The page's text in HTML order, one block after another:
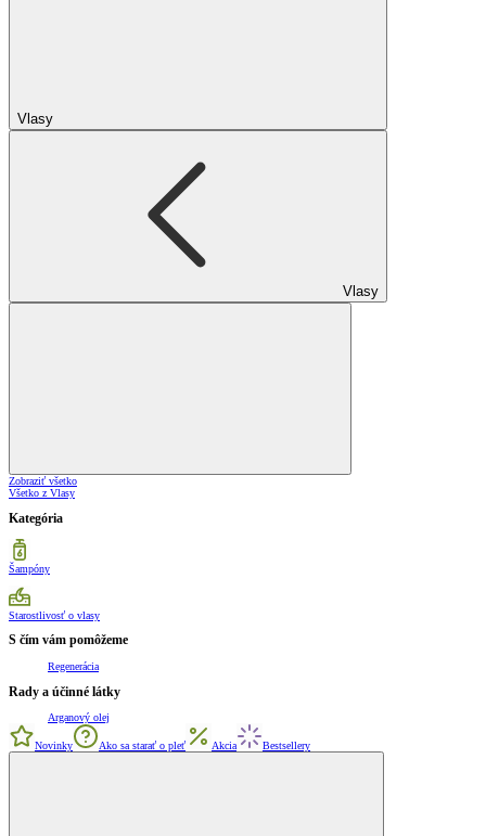
Vlasy
Vlasy
Zobraziť všetko
Všetko z Vlasy
Kategória
Šampóny
Starostlivosť o vlasy
S čím vám pomôžeme
Regenerácia
Rady a účinné látky
Arganový olej
Novinky Ako sa starať o pleť Akcia Bestsellery